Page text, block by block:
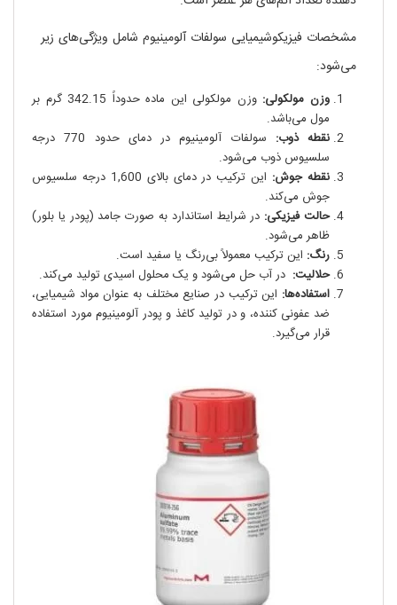
مشخصات فیزیکوشیمیایی سولفات آلومینیوم شامل ویژگی‌های زیر
می‌شود:
وزن مولکولی:
وزن مولکولی این ماده حدوداً 342.15 گرم بر
مول می‌باشد.
نقطه ذوب:
سولفات آلومینیوم در دمای حدود 770 درجه
سلسیوس ذوب می‌شود.
نقطه جوش:
این ترکیب در دمای بالای 1,600 درجه سلسیوس
جوش می‌کند.
حالت فیزیکی: در شرایط استاندارد به صورت جامد (پودر یا بلور)
ظاهر می‌شود.
رنگ: این ترکیب معمولاً بی‌رنگ یا سفید است.
حلالیت: در آب حل می‌شود و یک محلول اسیدی تولید می‌کند.
استفاده‌ها: این ترکیب در صنایع مختلف به عنوان مواد شیمیایی،
ضد عفونی کننده، و در تولید کاغذ و پودر آلومینیوم مورد استفاده
قرار می‌گیرد.